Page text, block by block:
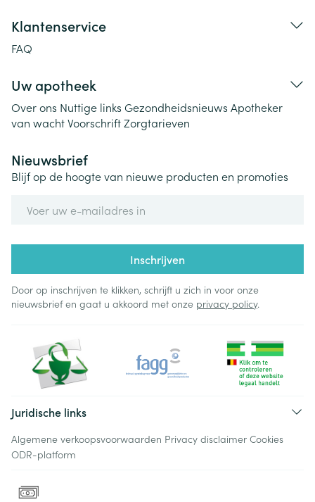
Klantenservice
FAQ
Uw apotheek
Over ons Nuttige links Gezondheidsnieuws Apotheker
van wachtVoorschriftZorgtarieven
Nieuwsbrief
Blijf op de hoogte van nieuwe producten en promoties
Inschrijven
Door op inschrijven te klikken, schrijft u zich in voor onze
nieuwsbrief en gaat u akkoord met onze privacy policy.
Juridische links
Algemene verkoopsvoorwaarden Privacy disclaimer Cookies
ODR-platform